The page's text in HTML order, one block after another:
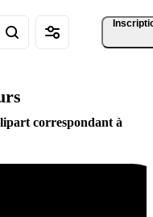
correspondant à